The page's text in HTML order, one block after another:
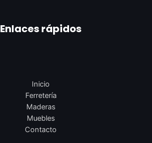
Enlaces rápidos
Inicio
Ferretería
Maderas
Muebles
Contacto